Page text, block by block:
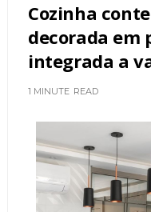
Cozinha
decorada em
integrada a
1 MINUTE READ